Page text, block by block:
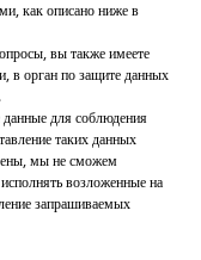
как описано ниже в
вы также имеете
в орган по защите данных
для соблюдения
таких данных
мы не сможем
возложенные на
запрашиваемых